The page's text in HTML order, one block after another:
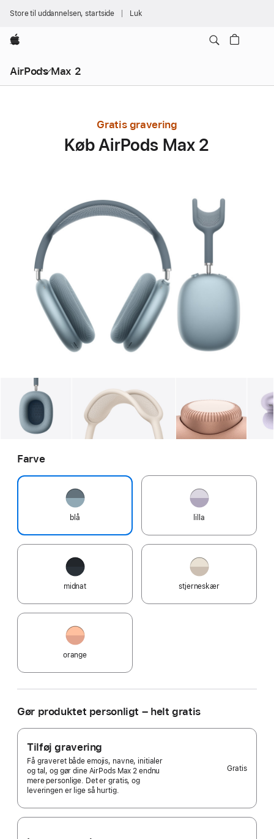
Store til uddannelsen, startside Luk
Apple
AirPods Max 2
Gratis gravering
Køb AirPods Max 2
Galleri Billede 1 Galleri Billede 2 Galleri
Farve
blå lilla
midnat stjerneskær
orange
Gør produktet personligt – helt gratis
Tilføj gravering
Få graveret både emojis, navne, initialer
og tal, og gør dine AirPods Max 2 endnu
mere personlige. Det er gratis, og
leveringen er lige så hurtig.
Gratis